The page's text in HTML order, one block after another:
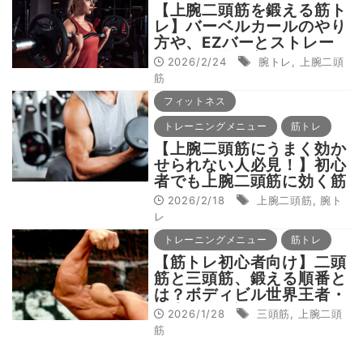
【上腕二頭筋を鍛える筋ト
レ】バーベルカールのやり
方や、EZバーとストレー
トバーの選び方は？
2026/2/24 腕トレ
上腕二頭
筋
フィットネス
トレーニングメニュー 筋トレ
【上腕二頭筋にうまく効か
せられない人必見！】初心
者でも上腕二頭筋に効く筋
トレ最強メニューをボディ
ビル世界王者が直伝！
2026/2/18 上腕二頭筋
腕ト
レ
トレーニングメニュー 筋トレ
【筋トレ初心者向け】二頭
筋と三頭筋、鍛える順番と
は？ボディビル世界王者・
鈴木雅が解説
2026/1/28 三頭筋
上腕二頭
筋